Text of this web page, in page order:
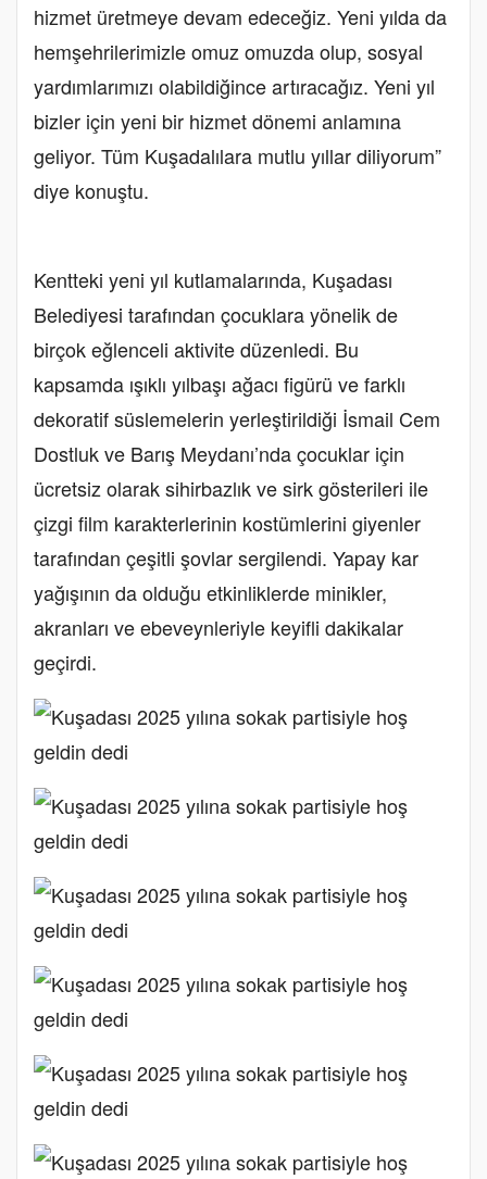
hizmet üretmeye devam edeceğiz. Yeni yılda da
hemşehrilerimizle omuz omuzda olup, sosyal
yardımlarımızı olabildiğince artıracağız. Yeni yıl
bizler için yeni bir hizmet dönemi anlamına
geliyor. Tüm Kuşadalılara mutlu yıllar diliyorum”
diye konuştu.
Kentteki yeni yıl kutlamalarında, Kuşadası
Belediyesi tarafından çocuklara yönelik de
birçok eğlenceli aktivite düzenledi. Bu
kapsamda ışıklı yılbaşı ağacı figürü ve farklı
dekoratif süslemelerin yerleştirildiği İsmail Cem
Dostluk ve Barış Meydanı’nda çocuklar için
ücretsiz olarak sihirbazlık ve sirk gösterileri ile
çizgi film karakterlerinin kostümlerini giyenler
tarafından çeşitli şovlar sergilendi. Yapay kar
yağışının da olduğu etkinliklerde minikler,
akranları ve ebeveynleriyle keyifli dakikalar
geçirdi.